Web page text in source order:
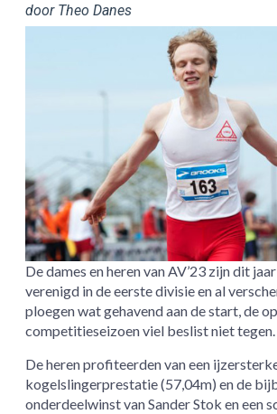
door Theo Danes
De dames en heren van AV’23 zijn dit
verenigd in de eerste divisie en al
ploegen wat gehavend aan de start, de
competitieseizoen viel beslist niet tegen.
De heren profiteerden van een
kogelslingerprestatie (57,04m) en de
onderdeelwinst van Sander Stok en een